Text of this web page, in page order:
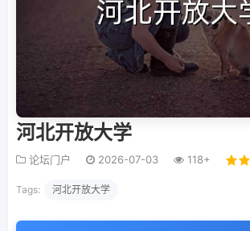
河北开放大学
论坛门户 2026-07-03 118+
Tags: 河北开放大学